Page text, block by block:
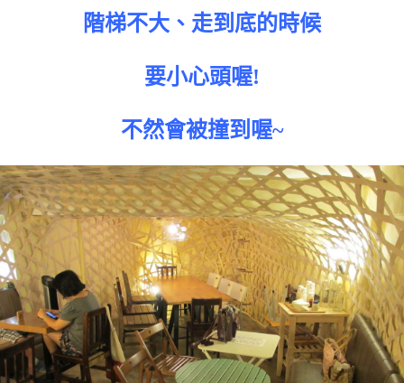
階梯不大、走到底的時候
要小心頭喔!
不然會被撞到喔~